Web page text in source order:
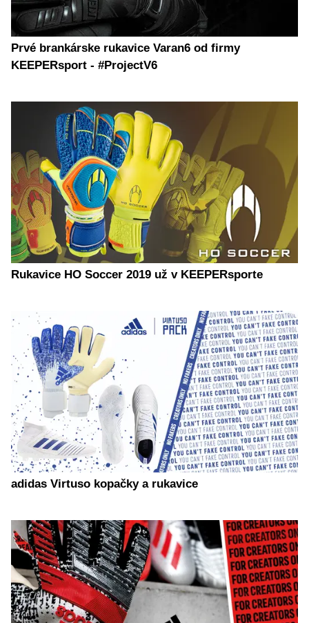
Prvé brankárske rukavice Varan6 od firmy
KEEPERsport - #ProjectV6
Rukavice HO Soccer 2019 už v KEEPERsporte
adidas Virtuso kopačky a rukavice